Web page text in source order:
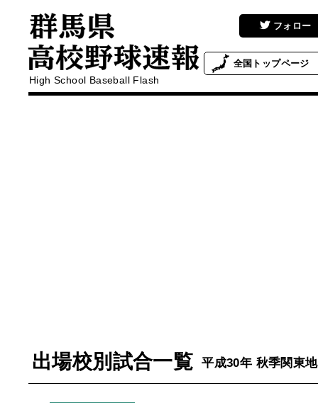
High School Baseball Flash
フォロー
全国 トップページ
出場校別試合一覧 平成30年 秋季関東